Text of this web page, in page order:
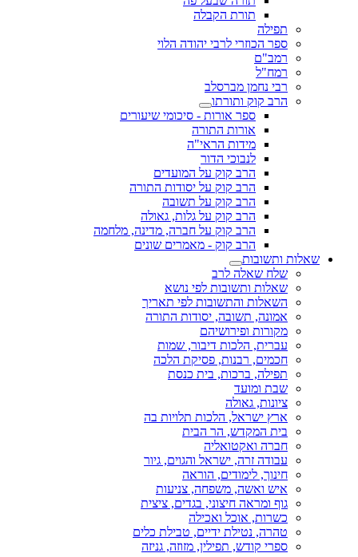
תורת הקבלה
תפילה
ספר הכוזרי לרבי יהודה הלוי
רמב"ם
רמח"ל
רבי נחמן מברסלב
הרב קוק ותורתו
ספר אורות - סיכומי שיעורים
אורות התורה
מידות הראי"ה
לנבוכי הדור
הרב קוק על המועדים
הרב קוק על יסודות התורה
הרב קוק על תשובה
הרב קוק על גלות, גאולה
הרב קוק על חברה, מדינה, מלחמה
הרב קוק - מאמרים שונים
שאלות ותשובות
שלח שאלה לרב
שאלות ותשובות לפי נושא
השאלות והתשובות לפי תאריך
אמונה, תשובה, יסודות התורה
מקורות ופירושיהם
עברית, הלכות דיבור, שמות
חכמים, רבנות, פסיקת הלכה
תפילה, ברכות, בית כנסת
שבת ומועד
ציונות, גאולה
ארץ ישראל, הלכות תלויות בה
בית המקדש, הר הבית
חברה ואקטואליה
עבודה זרה, ישראל והגוים, גיור
חינוך, לימודים, הוראה
איש ואשה, משפחה, צניעות
גוף ומראה חיצוני, בגדים, ציצית
כשרות, אוכל ואכילה
טהרה, נטילת ידיים, טבילת כלים
ספרי קודש, תפילין, מזוזה, גניזה